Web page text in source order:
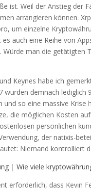
ist. Weil der Anstieg der
arrangieren können.
um einzelne
auch eine Reihe von
Würde man die getätigten
Keynes habe ich
wurden demnach
und so eine massive
die möglichen Kosten
persönlichen
der natixis-
Niemand kontrolliert
| Wie viele
erforderlich, dass Kevin